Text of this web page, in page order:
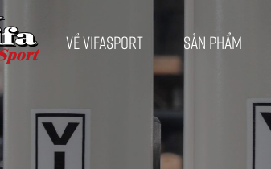
Về VifaSport Sản phẩm